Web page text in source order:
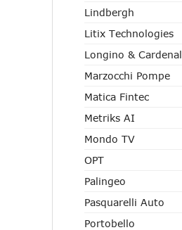
Lindbergh
Litix Technologies
Longino & Cardenal
Marzocchi Pompe
Matica Fintec
Metriks AI
Mondo TV
OPT
Palingeo
Pasquarelli Auto
Portobello